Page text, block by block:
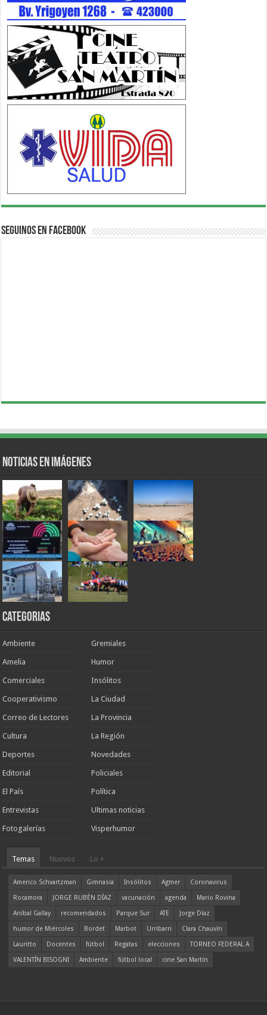
Seguinos en Facebook
Noticias en Imágenes
Categorias
Ambiente
Amelia
Comerciales
Cooperativismo
Correo de Lectores
Cultura
Deportes
Editorial
El País
Entrevistas
Fotogalerías
Gremiales
Humor
Insólitos
La Ciudad
La Provincia
La Región
Novedades
Policiales
Política
Ultimas noticias
Visperhumor
Temas Nuevos Lo +
Americo Schvartzman Gimnasia Insólitos Agmer
Coronavirus
Rocamora
JORGE RUBÉN DÍAZ vacunación agenda
Mario Rovina
Aníbal Gallay
recomendados Parque Sur ATE
Jorge Díaz
humor de Miércoles
Bordet Marbot Urribarri
Clara Chauvín
Lauritto
Docentes fútbol Regatas elecciones
TORNEO FEDERAL A
VALENTÍN BISOGNI
Ambiente fútbol local cine San Martín